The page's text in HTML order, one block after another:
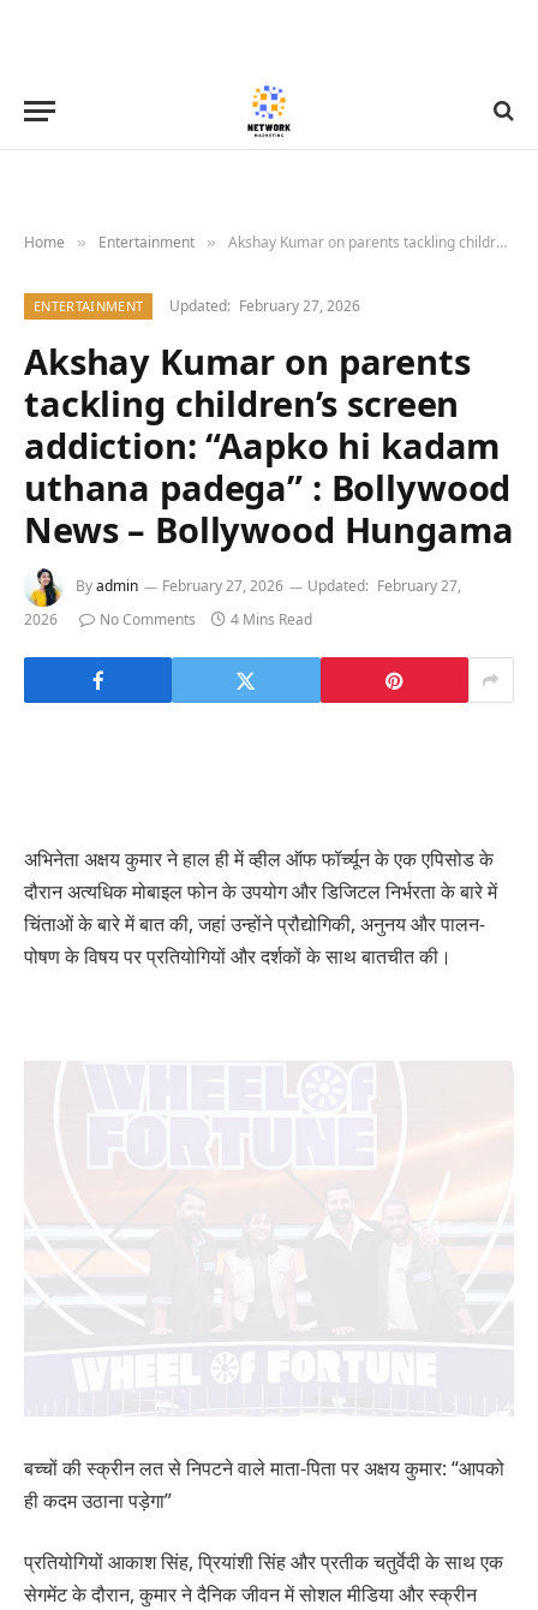
Home » Entertainment » Akshay Kumar on parents tackling children’s screen addiction: “Aapko hi kadam uthana padega” : Bollywood News – Bollywood Hungama
ENTERTAINMENT Updated: February 27, 2026
Akshay Kumar on parents
tackling children’s screen
addiction: “Aapko hi kadam
uthana padega” : Bollywood
News – Bollywood Hungama
Byadmin February 27, 2026 Updated: February 27,
2026
No Comments 4 Mins Read
अभिनेता अक्षय कुमार ने हाल ही में व्हील ऑफ फॉर्च्यून के एक एपिसोड के
दौरान अत्यधिक मोबाइल फोन के उपयोग और डिजिटल निर्भरता के बारे में
चिंताओं के बारे में बात की, जहां उन्होंने प्रौद्योगिकी, अनुनय और पालन-
पोषण के विषय पर प्रतियोगियों और दर्शकों के साथ बातचीत की।
बच्चों की स्क्रीन लत से निपटने वाले माता-पिता पर अक्षय कुमार: “आपको
ही कदम उठाना पड़ेगा”
प्रतियोगियों आकाश सिंह, प्रियांशी सिंह और प्रतीक चतुर्वेदी के साथ एक
सेगमेंट के दौरान, कुमार ने दैनिक जीवन में सोशल मीडिया और स्क्रीन